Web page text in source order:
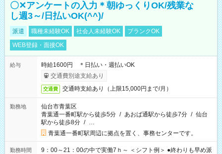
〇✕アンケートの入力＊朝ゆっくりOK/残業な
し週3～/日払いOK(^^)/
派遣 職種未経験OK 社会人未経験OK
ブランクOK
WEB登録・面接OK
給与
時給1600円 ＊日払い・週払いOK
交通費別途支給あり
交通費 交通時支給あり（上限15,000円まで/月）
勤務地
仙台市青葉区
青葉通一番町駅から徒歩5分 / あおば通駅から徒歩7分 / 仙台
駅から徒歩8分 / …
青葉通一番町駅周辺に拠点を置く、事務センターです。
勤務時間
9：00～21：00の中で実働7ｈ～ ＜シフト例＞ ●終わりも早め派